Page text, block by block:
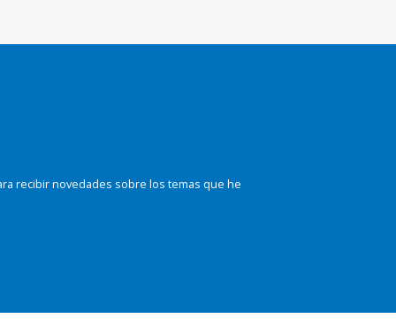
recibir novedades sobre los temas que he